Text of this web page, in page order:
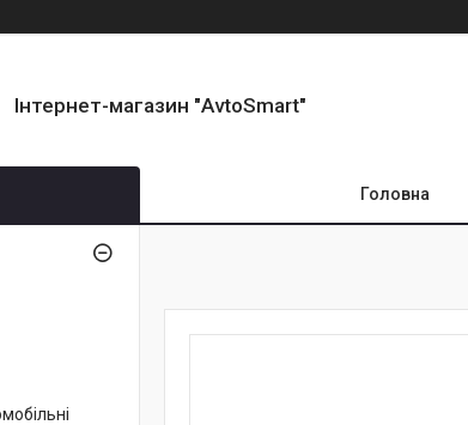
Інтернет-магазин "AvtoSmart"
Головна